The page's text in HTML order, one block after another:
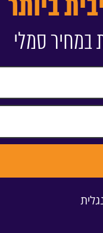
ביותר
במחיר סמלי